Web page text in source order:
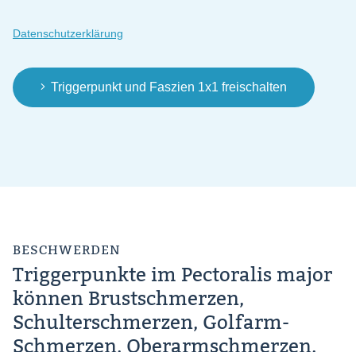
Datenschutzerklärung
Triggerpunkt und Faszien 1x1 freischalten
BESCHWERDEN
Triggerpunkte im Pectoralis major
können Brustschmerzen,
Schulterschmerzen, Golfarm-
Schmerzen, Oberarmschmerzen,